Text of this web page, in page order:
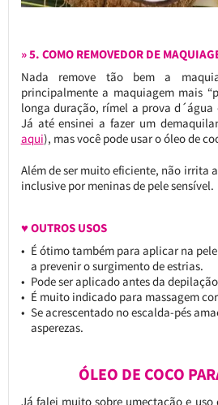
» 5. COMO REMOVEDOR DE
Nada remove tão bem a
principalmente a maquiagem mais
longa duração, rímel a prova d´água
Já até ensinei a fazer um
aqui), mas você pode usar o óleo de
Além de ser muito eficiente, não irrita
inclusive por meninas de pele sensível.
♥ OUTROS USOS
É ótimo também para aplicar na
a prevenir o surgimento de estrias.
Pode ser aplicado antes da
É muito indicado para massagem
Se acrescentado no escalda-pés
asperezas.
ÓLEO DE COCO
Já falei muito sobre umectação e uso